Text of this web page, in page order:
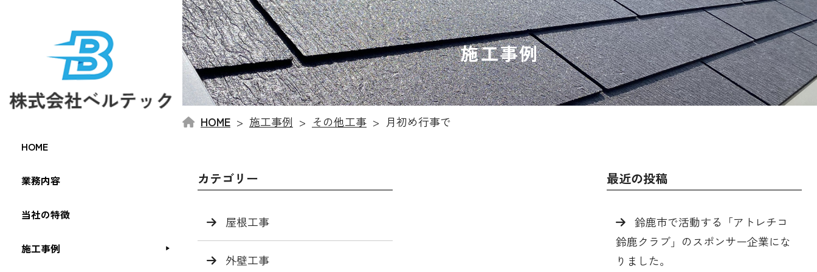
HOME
業務内容
当社の特徴
施工事例
施工事例
HOME 施工事例 その他工事 月初め行事で
カテゴリー
屋根工事
外壁工事
最近の投稿
鈴鹿市で活動する「アトレチコ
鈴鹿クラブ」のスポンサー企業にな
りました。